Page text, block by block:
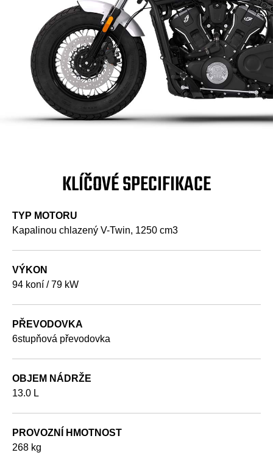
KLÍČOVÉ SPECIFIKACE
TYP MOTORU
Kapalinou chlazený V-Twin, 1250 cm3
VÝKON
94 koní / 79 kW
PŘEVODOVKA
6stupňová převodovka
OBJEM NÁDRŽE
13.0 L
PROVOZNÍ HMOTNOST
268 kg